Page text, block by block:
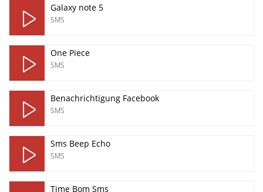
Galaxy note 5
SMS
One Piece
SMS
Benachrichtigung Facebook
SMS
Sms Beep Echo
SMS
Time Bom Sms